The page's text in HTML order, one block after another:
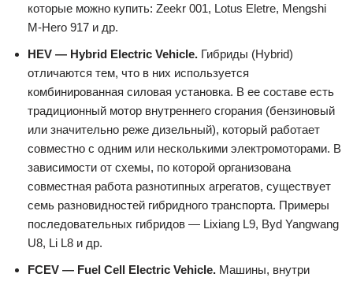
которые можно купить: Zeekr 001, Lotus Eletre, Mengshi
M-Hero 917 и др.
HEV — Hybrid Electric Vehicle. Гибриды (Hybrid)
отличаются тем, что в них используется
комбинированная силовая установка. В ее составе есть
традиционный мотор внутреннего сгорания (бензиновый
или значительно реже дизельный), который работает
совместно с одним или несколькими электромоторами. В
зависимости от схемы, по которой организована
совместная работа разнотипных агрегатов, существует
семь разновидностей гибридного транспорта. Примеры
последовательных гибридов — Lixiang L9, Byd Yangwang
U8, Li L8 и др.
FCEV — Fuel Cell Electric Vehicle. Машины, внутри